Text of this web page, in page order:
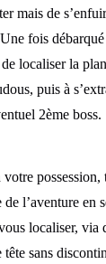
mais de
fois
localiser la
puis à
2ème boss.
possession,
l’aventure en
localiser, via
sans